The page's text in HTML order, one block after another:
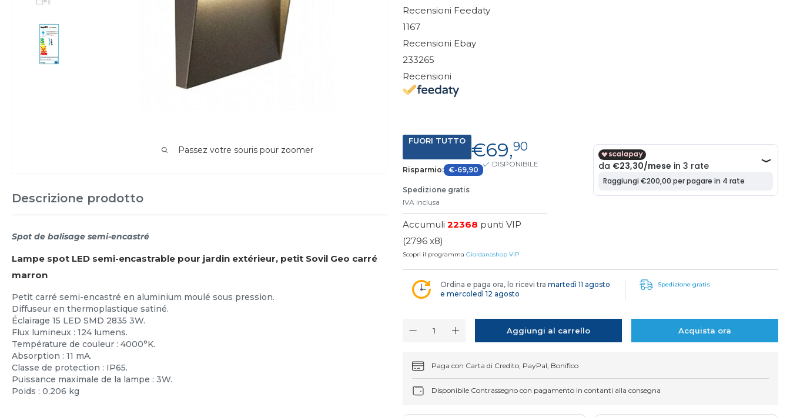
Passez votre souris pour zoomer
Descrizione prodotto
Spot de balisage semi-encastré
Lampe spot LED semi-encastrable pour jardin extérieur, petit Sovil Geo carré
marron
Petit carré semi-encastré en aluminium moulé sous pression.
Diffuseur en thermoplastique satiné.
Éclairage 15 LED SMD 2835 3W.
Flux lumineux : 124 lumens.
Température de couleur : 4000°K.
Absorption : 11 mA.
Classe de protection : IP65.
Puissance maximale de la lampe : 3W.
Poids : 0,206 kg
Recensioni Feedaty
1167
Recensioni Ebay
233265
Recensioni
FUORI TUTTO €69,90
Risparmio: €-69,90
DISPONIBILE
Spedizione gratis
IVA inclusa
Accumuli22368 punti VIP
(2796 x8)
Scopri il programmaGiordanoshop VIP
Ordina e paga ora, lo ricevi tramartedì 11 agosto
e mercoledì 12 agosto
Spedizione gratis
Aggiungi al carrello Acquista ora
Paga con Carta di Credito, PayPal, Bonifico
Disponibile Contrassegno con pagamento in contanti alla consegna